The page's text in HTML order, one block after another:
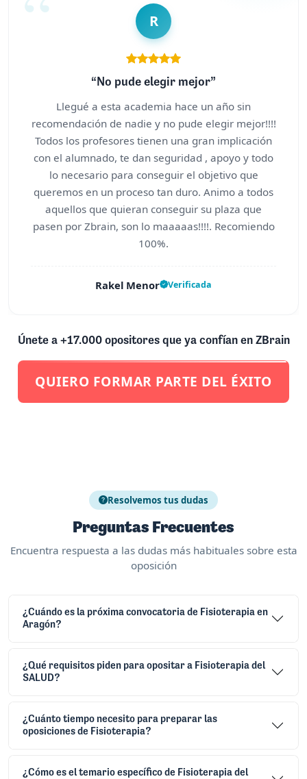
R
“No pude elegir mejor”
Llegué a esta academia hace un año sin
recomendación de nadie y no pude elegir mejor!!!!
Todos los profesores tienen una gran implicación
con el alumnado, te dan seguridad , apoyo y todo
lo necesario para conseguir el objetivo que
queremos en un proceso tan duro. Animo a todos
aquellos que quieran conseguir su plaza que
pasen por Zbrain, son lo maaaaas!!!!. Recomiendo
100%.
Rakel Menor Verificada
Únete a +17.000 opositores que ya confían en ZBrain
QUIERO FORMAR PARTE DEL ÉXITO
Resolvemos tus dudas
Preguntas Frecuentes
Encuentra respuesta a las dudas más habituales sobre esta
oposición
¿Cuándo es la próxima convocatoria de Fisioterapia en
Aragón?
¿Qué requisitos piden para opositar a Fisioterapia del
SALUD?
¿Cuánto tiempo necesito para preparar las
oposiciones de Fisioterapia?
¿Cómo es el temario específico de Fisioterapia del